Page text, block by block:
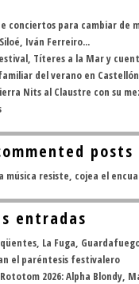
conciertos para cambiar de
Iván Ferreiro...
Títeres a la Mar y
del verano en Castellón
Nits al Claustre con su
posts
música resiste, cojea el
entradas
La Fuga,
el paréntesis festivalero
2026: Alpha Blondy,